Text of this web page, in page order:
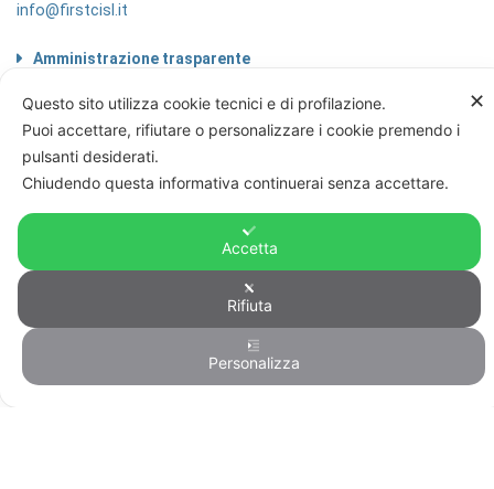
info@firstcisl.it
Amministrazione trasparente
Note legali
Informazioni sul trattamento di dati
personali
Privacy & Cookie Policy
© FIRST CISL - C.F. 80122130588
✕
Questo sito utilizza cookie tecnici e di profilazione.
Puoi accettare, rifiutare o personalizzare i cookie premendo i
pulsanti desiderati.
Chiudendo questa informativa continuerai senza accettare.
Accetta
Rifiuta
Personalizza